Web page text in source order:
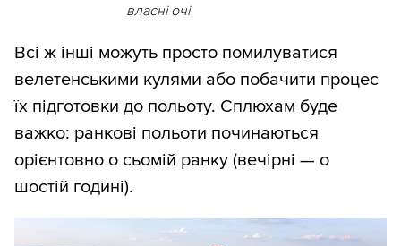
власні очі
Всі ж інші можуть просто помилуватися
велетенськими кулями або побачити процес
їх підготовки до польоту. Сплюхам буде
важко: ранкові польоти починаються
орієнтовно о сьомій ранку (вечірні — о
шостій годині).